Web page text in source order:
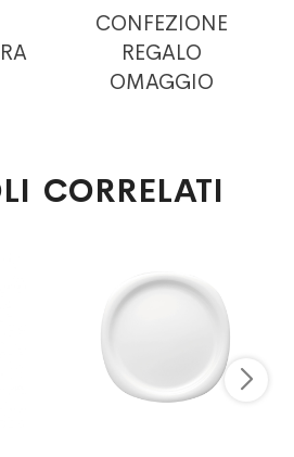
CONFEZIONE
REGALO
OMAGGIO
CORRELATI